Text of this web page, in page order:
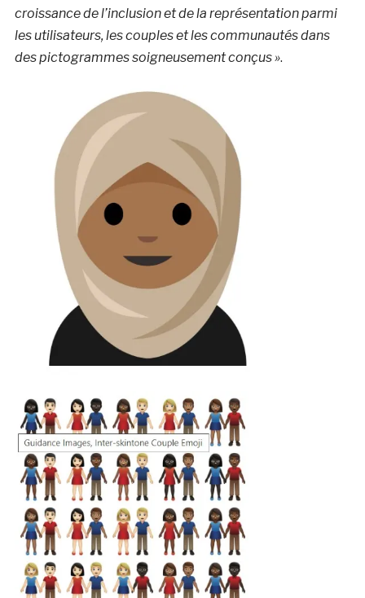
croissance de l’inclusion et de la représentation parmi
les utilisateurs, les couples et les communautés dans
des pictogrammes soigneusement conçus ».